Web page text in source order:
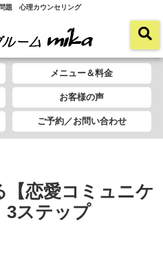
題 心理カウンセリング
メニュー＆料金
お客様の声
ご予約／お問い合わせ
【恋愛コミュニケ
3ステップ